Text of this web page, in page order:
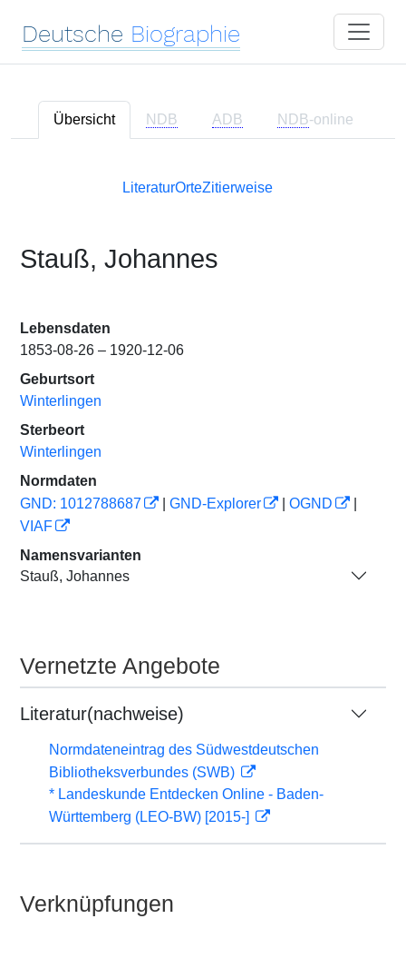
Deutsche Biographie
Übersicht NDB ADB NDB-online
LiteraturOrteZitierweise
Stauß, Johannes
Lebensdaten
1853-08-26 – 1920-12-06
Geburtsort
Winterlingen
Sterbeort
Winterlingen
Normdaten
GND: 1012788687
GND-Explorer OGND
VIAF
Namensvarianten
Stauß, Johannes
Vernetzte Angebote
Literatur(nachweise)
Normdateneintrag des Südwestdeutschen
Bibliotheksverbundes (SWB)
* Landeskunde Entdecken Online - Baden-
Württemberg (LEO-BW) [2015-]
Verknüpfungen